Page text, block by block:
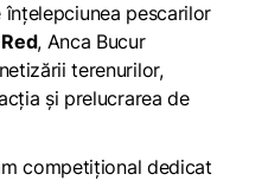
pescarilor
, Anca Bucur
terenurilor,
și prelucrarea de
competițional dedicat